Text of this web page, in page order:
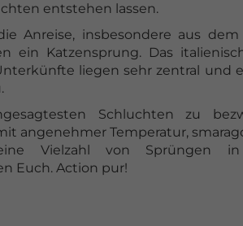
entstehen lassen.
Anreise, insbesondere aus dem
ein Katzensprung. Das
liegen sehr zentral und
Schluchten zu
angenehmer Temperatur,
Vielzahl von Sprüngen
Euch. Action pur!